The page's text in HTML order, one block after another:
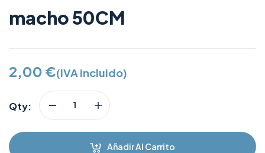
macho 50CM
2,00 €(IVA incluido)
Qty:
Añadir Al Carrito